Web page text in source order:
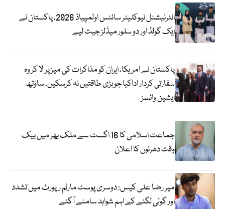
انٹرنیشنل نیوکلیئر سائنس اولمپیاڈ 2026، پاکستان نے
ایک گولڈ اور دو سلور میڈلز جیت لیے
پاکستان نے امریکا، ایران کو مذاکرات کی میز پر لا کر وہ
سفارتی کردار اداکیا جو بڑی طاقتیں نہ کرسکیں، ساؤتھ
ایشین وائسز
جماعت اسلامی کا 16 اگست سے ملک بھر میں بیک
وقت دھرنوں کا اعلان
میر رضا علی کیس: دوسری پوسٹ مارٹم رپورٹ میں تشدد
اور گولی لگنے کے اہم شواہد سامنے آگئے